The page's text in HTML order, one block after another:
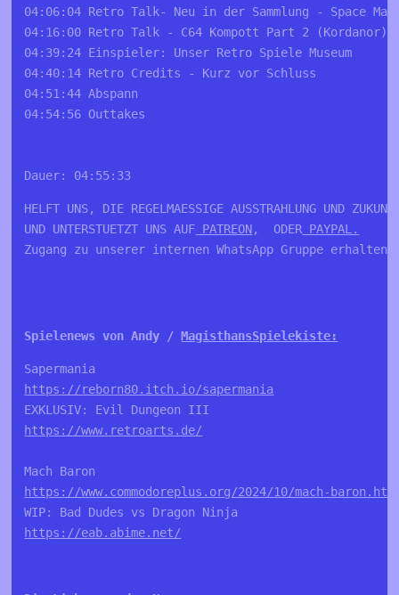
04:06:04 Retro Talk- Neu in der Sammlung - Space
04:16:00 Retro Talk - C64 Kompott Part 2 (Kordanor)
04:39:24 Einspieler: Unser Retro Spiele Museum
04:40:14 Retro Credits - Kurz vor Schluss
04:51:44 Abspann
04:54:56 Outtakes
Dauer: 04:55:33
HELFT UNS, DIE REGELMAESSIGE AUSSTRAHLUNG UND
UND UNTERSTUETZT UNS AUF PATREON,  ODER PAYPAL.
Zugang zu unserer internen WhatsApp Gruppe
Spielenews von Andy / MagisthansSpielekiste:
Sapermania
https://reborn80.itch.io/sapermania
EXKLUSIV: Evil Dungeon III
https://www.retroarts.de/
Mach Baron
https://www.commodoreplus.org/2024/10/mach-
WIP: Bad Dudes vs Dragon Ninja
https://eab.abime.net/